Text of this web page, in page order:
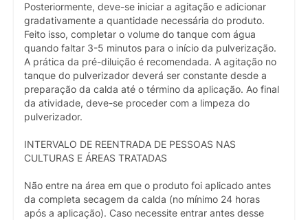
Posteriormente, deve-se iniciar a agitação e adicionar
gradativamente a quantidade necessária do produto.
Feito isso, completar o volume do tanque com água
quando faltar 3-5 minutos para o início da pulverização.
A prática da pré-diluição é recomendada. A agitação no
tanque do pulverizador deverá ser constante desde a
preparação da calda até o término da aplicação. Ao final
da atividade, deve-se proceder com a limpeza do
pulverizador.
INTERVALO DE REENTRADA DE PESSOAS NAS
CULTURAS E ÁREAS TRATADAS
Não entre na área em que o produto foi aplicado antes
da completa secagem da calda (no mínimo 24 horas
após a aplicação). Caso necessite entrar antes desse